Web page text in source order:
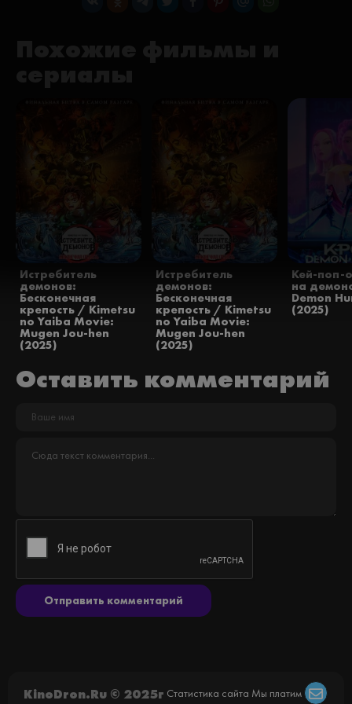
Истребитель
демонов:
Бесконечная
крепость / Kimetsu
no Yaiba Movie:
Mugen Jou-hen
(2025)
Истребитель
демонов:
Бесконечная
крепость / Kimetsu
no Yaiba Movie:
Mugen Jou-hen
(2025)
Кей-поп-
на
Demon
(2025)
Оставить комментарий
Отправить комментарий
KinoDron.Ru © 2025г Статистика сайта Мы платим